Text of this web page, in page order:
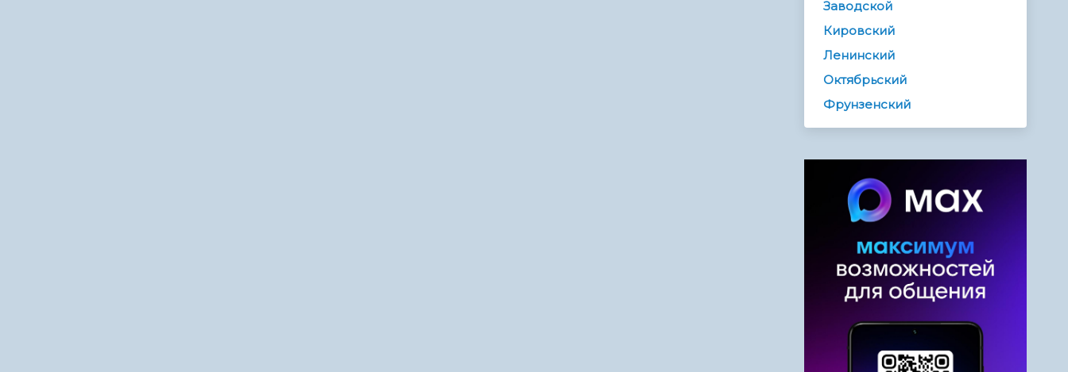
Заводской
Кировский
Ленинский
Октябрьский
Фрунзенский